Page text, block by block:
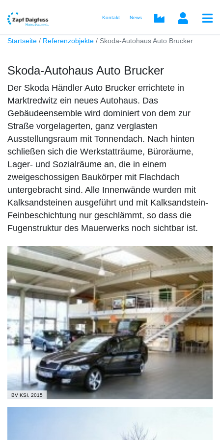
Kontakt News
Startseite Referenzobjekte Skoda-Autohaus Auto Brucker
Skoda-Autohaus Auto Brucker
Der Skoda Händler Auto Brucker errichtete in
Marktredwitz ein neues Autohaus. Das
Gebäudeensemble wird dominiert von dem zur
Straße vorgelagerten, ganz verglasten
Ausstellungsraum mit Tonnendach. Nach hinten
schließen sich die Werkstatträume, Büroräume,
Lager- und Sozialräume an, die in einem
zweigeschossigen Baukörper mit Flachdach
untergebracht sind. Alle Innenwände wurden mit
Kalksandsteinen ausgeführt und mit Kalksandstein-
Feinbeschichtung nur geschlämmt, so dass die
Fugenstruktur des Mauerwerks noch sichtbar ist.
BV KSI, 2015